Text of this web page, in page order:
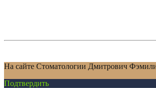
На сайте Стоматологии Дмитрович
Подтвердить